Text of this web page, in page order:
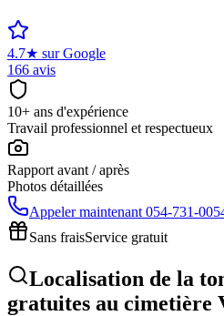
4.7★ sur Google
166 avis
10+ ans d'expérience
Travail professionnel et respectueux
Rapport avant / après
Photos détaillées
Appeler maintenant 054-731-
Sans fraisService gratuit
Localisation de la
gratuites au cimetière